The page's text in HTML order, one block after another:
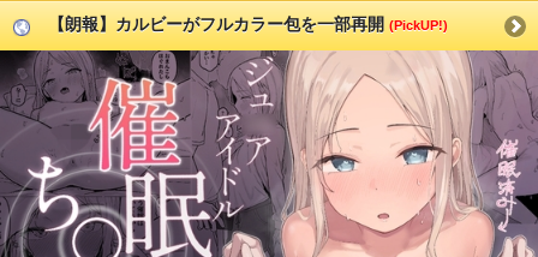
【朗報】カルビーがフルカラー包を一部再開 (PickUP!)